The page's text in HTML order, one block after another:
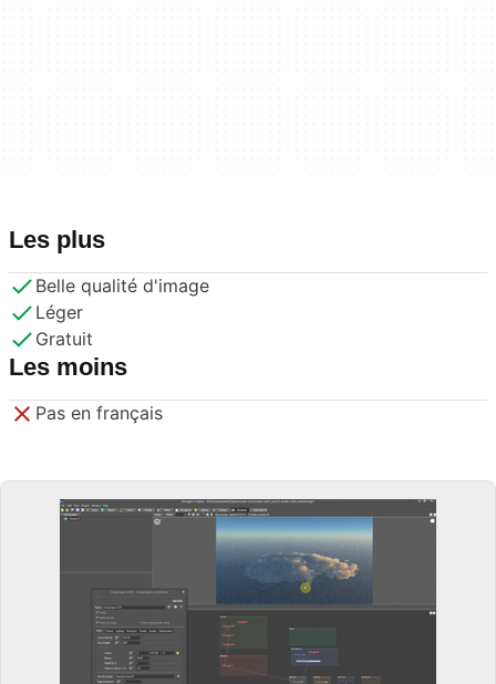
Les plus
Belle qualité d'image
Léger
Gratuit
Les moins
Pas en français